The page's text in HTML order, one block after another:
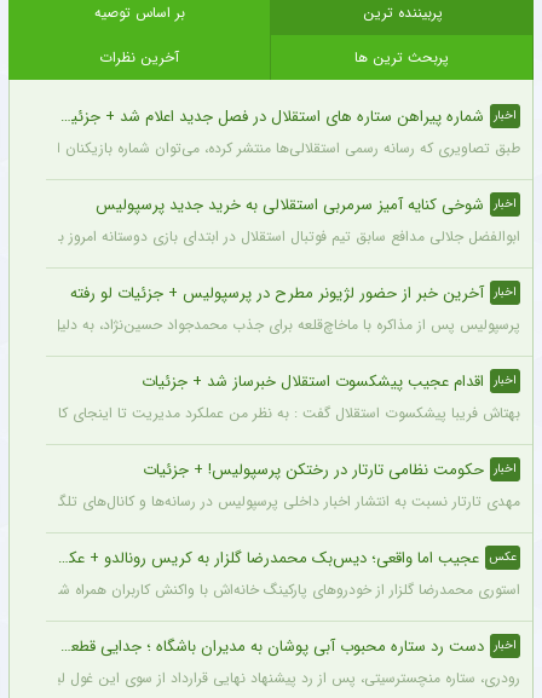
پربیننده ترین
بر اساس توصیه
پربحث ترین ها
آخرین نظرات
اخبار شماره پیراهن ستاره های استقلال در فصل جدید اعلام شد + جزئیات
طبق تصاویری که رسانه رسمی استقلالی‌ها منتشر کرده، می‌توان شماره بازیکنان این
اخبار شوخی کنایه آمیز سرمربی استقلالی به خرید جدید پرسپولیس
ابوالفضل جلالی مدافع سابق تیم فوتبال استقلال در ابتدای بازی دوستانه امروز با
اخبار آخرین خبر از حضور لژیونر مطرح در پرسپولیس + جزئیات لو رفته
پرسپولیس پس از مذاکره با ماخاچ‌قلعه برای جذب محمدجواد حسین‌نژاد، به دلیل رقم
اخبار اقدام عجیب پیشکسوت استقلال خبرساز شد + جزئیات
بهتاش فریبا پیشکسوت استقلال گفت : به نظر من عملکرد مدیریت تا اینجای کار قابل
اخبار حکومت نظامی تارتار در رختکن پرسپولیس! + جزئیات
مهدی تارتار نسبت به انتشار اخبار داخلی پرسپولیس در رسانه‌ها و کانال‌های تلگرامی
عکس عجیب اما واقعی؛ دیس‌بک محمدرضا گلزار به کریس رونالدو + عکس
استوری محمدرضا گلزار از خودروهای پارکینگ خانه‌اش با واکنش کاربران همراه شده و
اخبار دست رد ستاره محبوب آبی پوشان به مدیران باشگاه ؛ جدایی قطعی است !
رودری، ستاره منچسترسیتی، پس از رد پیشنهاد نهایی قرارداد از سوی این غول لیگ